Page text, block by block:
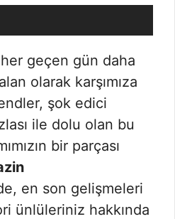
geçen gün daha
olarak karşımıza
şok edici
ile dolu olan bu
bir parçası
en son gelişmeleri
ünlüleriniz hakkında